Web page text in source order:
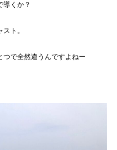
導くか？
ト。
つで全然違うんですよねー